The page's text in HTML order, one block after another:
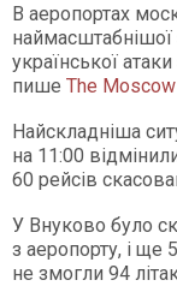
В аеропортах
наймасштабнішої
української
пише The
Найскладніша
на 11:00
60 рейсів
У Внуково було
з аеропорту, і ще
не змогли 94